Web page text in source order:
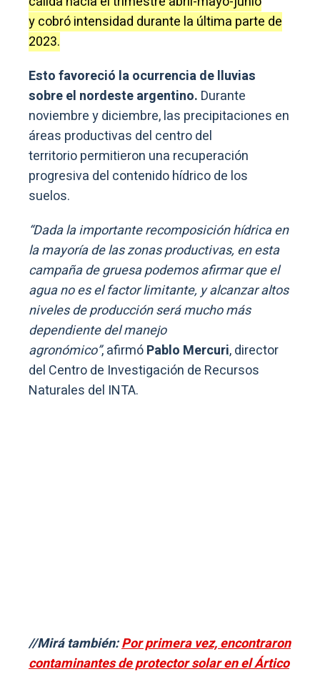
y cobró intensidad durante la última parte de
2023.
Esto favoreció la ocurrencia de lluvias
sobre el nordeste argentino. Durante
noviembre y diciembre, las precipitaciones en
áreas productivas del centro del
territorio permitieron una recuperación
progresiva del contenido hídrico de los
suelos.
“Dada la importante recomposición hídrica en
la mayoría de las zonas productivas, en esta
campaña de gruesa podemos afirmar que el
agua no es el factor limitante, y alcanzar altos
niveles de producción será mucho más
dependiente del manejo
agronómico”, afirmóPablo Mercuri, director
del Centro de Investigación de Recursos
Naturales del INTA.
//Mirá también:Por primera vez, encontraron
contaminantes de protector solar en el Ártico